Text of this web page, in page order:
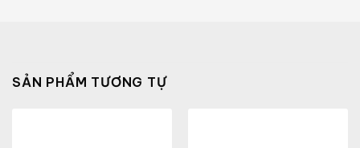
SẢN PHẨM TƯƠNG TỰ